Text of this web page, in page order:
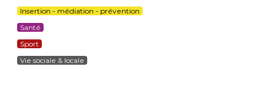
Insertion - médiation - prévention
Santé
Sport
Vie sociale & locale